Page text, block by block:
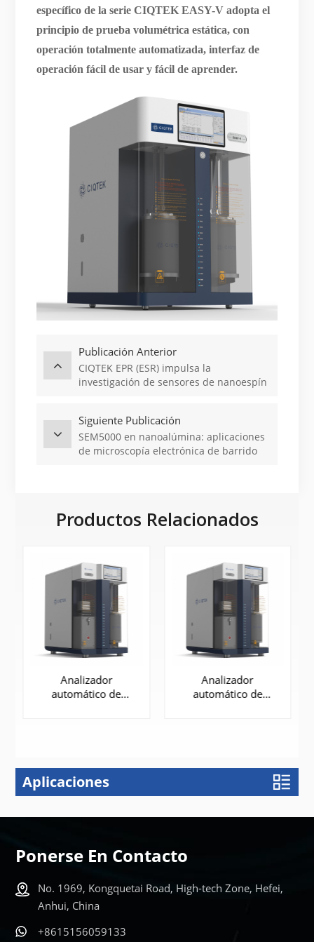
específico de la serie CIQTEK EASY-V adopta el
principio de prueba volumétrica estática, con
operación totalmente automatizada, interfaz de
operación fácil de usar y fácil de aprender.
Publicación Anterior
CIQTEK EPR (ESR) impulsa la
investigación de sensores de nanoespín
Siguiente Publicación
SEM5000 en nanoalúmina: aplicaciones
de microscopía electrónica de barrido
Productos Relacionados
Analizador
automático de
APRENDE
Analizador
automático de
APRENDE
Aplicaciones
Ponerse En Contacto
No. 1969, Kongquetai Road, High-tech Zone, Hefei,
Anhui, China
+8615156059133